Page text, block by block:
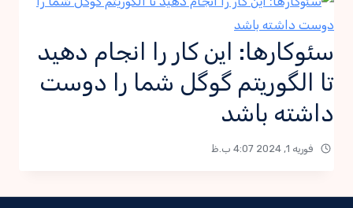
سئوکارها: این کار را انجام دهید
تا الگوریتم گوگل شما را دوست
داشته باشد
فوریه 1, 2024 4:07 ب.ظ